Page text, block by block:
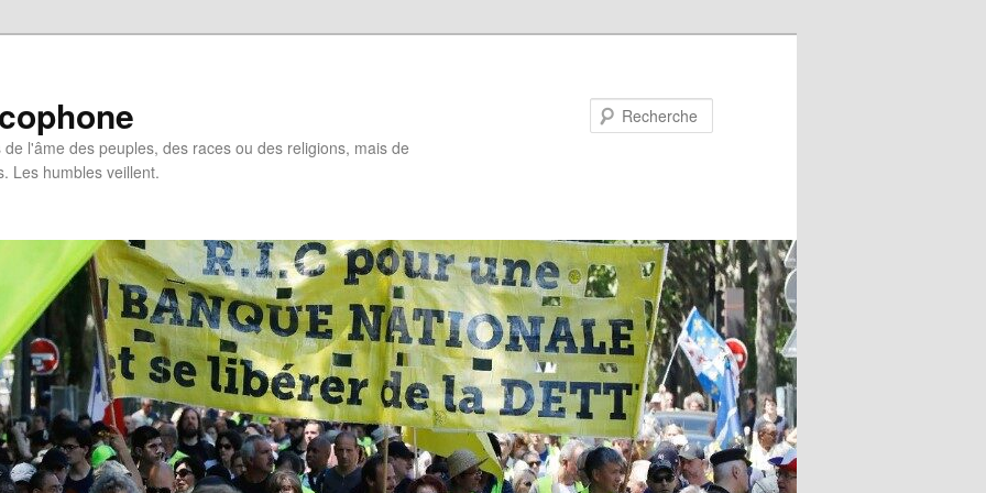
l'âme des peuples, des races ou des religions, mais de
Les humbles veillent.